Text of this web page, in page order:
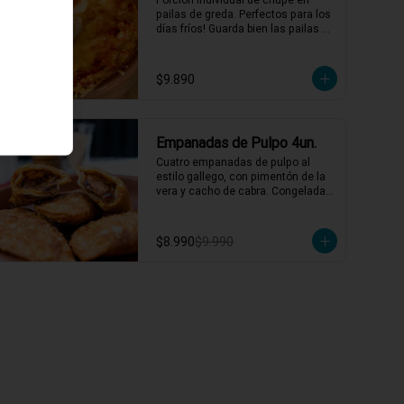
pailas de greda. Perfectos para los
días fríos! Guarda bien las pailas de
$9.890
Empanadas de Pulpo 4un.
Cuatro empanadas de pulpo al
estilo gallego, con pimentón de la
vera y cacho de cabra. Congeladas
$8.990$9.990